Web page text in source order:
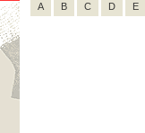
A B C D E